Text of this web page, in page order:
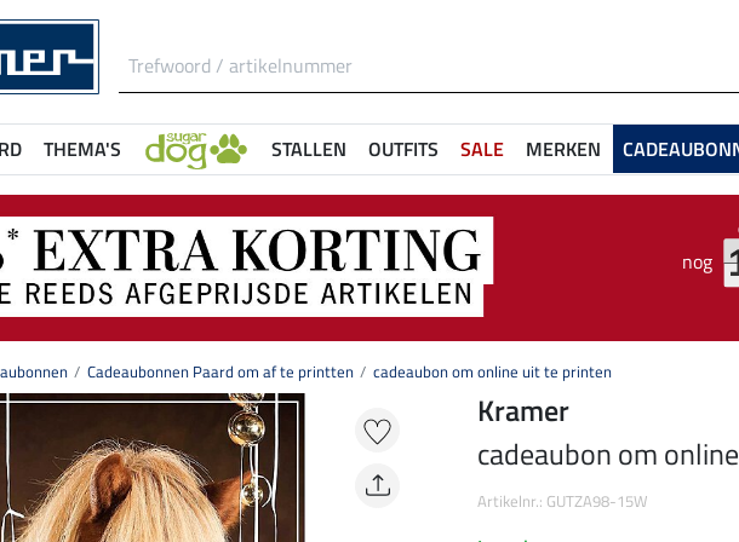
THEMA'S STALLEN OUTFITS SALE MERKEN
nog
Cadeaubonnen Paard om af te printten cadeaubon om online uit te printen
Kramer
cadeaubon om
Artikelnr.: GUTZA98-15W